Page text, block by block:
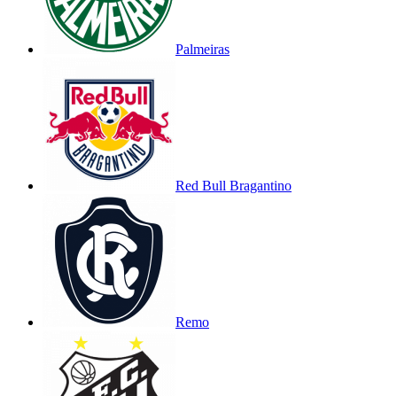
Palmeiras
Red Bull Bragantino
Remo